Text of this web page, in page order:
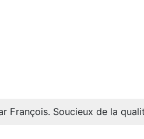
François. Soucieux de la